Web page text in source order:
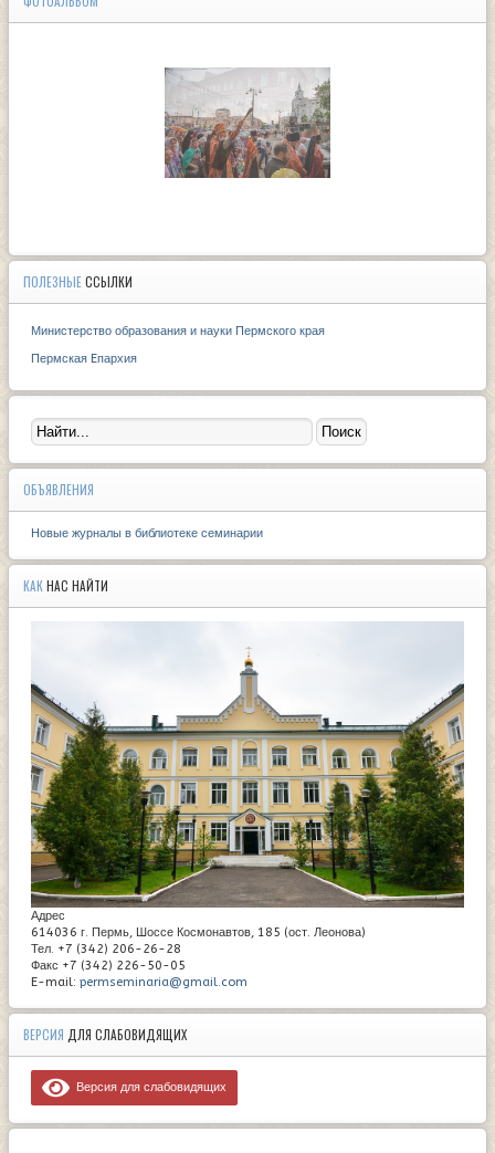
ПОЛЕЗНЫЕССЫЛКИ
Министерство образования и науки Пермского края
Пермская Eпархия
ОБЪЯВЛЕНИЯ
Новые журналы в библиотеке семинарии
КАКНАС НАЙТИ
Адрес
614036 г. Пермь, Шоссе Космонавтов, 185 (ост. Леонова)
Тел. +7 (342) 206-26-28
Факс +7 (342) 226-50-05
E-mail: permseminaria@gmail.com
ВЕРСИЯ ДЛЯ СЛАБОВИДЯЩИХ
Версия для слабовидящих